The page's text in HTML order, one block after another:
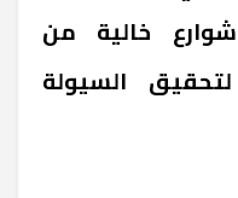
خالية من
السيولة